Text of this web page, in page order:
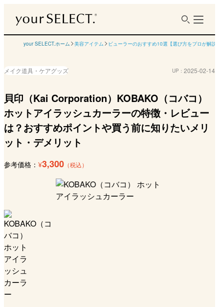
your SELECT.ホーム 美容アイテム ビューラーのおすすめ10選【選び方をプロが解
メイク道具・ケアグッズ UP： 2025-02-14
貝印（Kai Corporation）KOBAKO（コバコ）
ホットアイラッシュカーラーの特徴・レビュー
は？おすすめポイントや買う前に知りたいメリ
ット・デメリット
参考価格： ¥3,300 （税込）